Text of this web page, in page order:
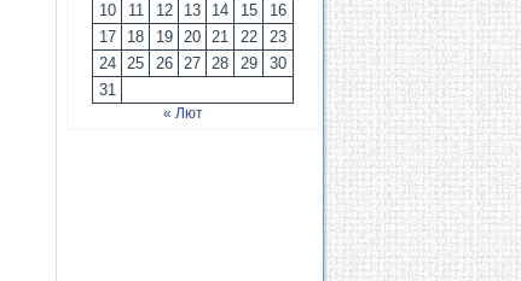
10
11 12 13 14 15
16
17
18 19 20 21 22
23
24
25 26 27 28 29
30
31
« Лют